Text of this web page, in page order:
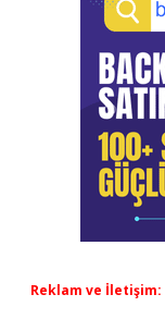
Reklam ve İletişim: